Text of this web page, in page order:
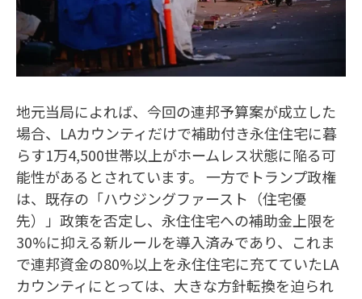
地元当局によれば、今回の連邦予算案が成立した
場合、LAカウンティだけで補助付き永住住宅に暮
らす1万4,500世帯以上がホームレス状態に陥る可
能性があるとされています。 一方でトランプ政権
は、既存の「ハウジングファースト（住宅優
先）」政策を否定し、永住住宅への補助金上限を
30%に抑える新ルールを導入済みであり、これま
で連邦資金の80%以上を永住住宅に充てていたLA
カウンティにとっては、大きな方針転換を迫られ